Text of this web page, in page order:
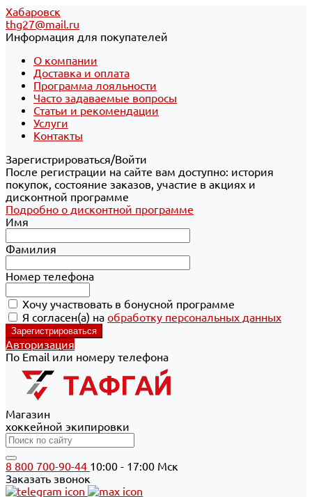
Хабаровск
thg27@mail.ru
Информация для покупателей
О компании
Доставка и оплата
Программа лояльности
Часто задаваемые вопросы
Статьи и рекомендации
Услуги
Контакты
Зарегистрироваться/Войти
После регистрации на сайте вам доступно: история
покупок, состояние заказов, участие в акциях и
дисконтной программе
Подробно о дисконтной программе
Имя
Фамилия
Номер телефона
Хочу участвовать в бонусной программе
Я согласен(а) на обработку персональных данных
Авторизация
По Email или номеру телефона
Магазин
хоккейной экипировки
8 800 700-90-44 10:00 - 17:00 Мск
Заказать звонок